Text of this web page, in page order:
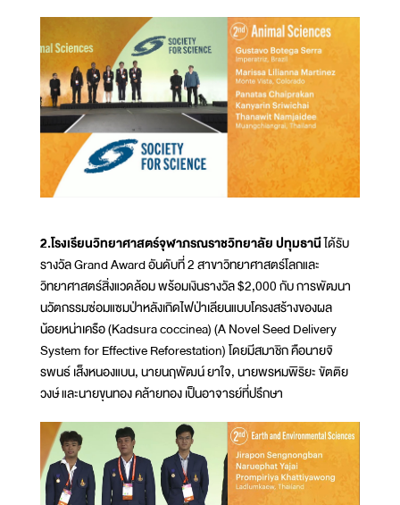
2.โรงเรียนวิทยาศาสตร์จุฬาภรณราชวิทยาลัย ปทุมธานีได้รับ
รางวัล Grand Award อันดับที่ 2 สาขาวิทยาศาสตร์โลกและ
วิทยาศาสตร์สิ่งแวดล้อม พร้อมเงินรางวัล $2,000 กับ การพัฒนา
นวัตกรรมซ่อมแซมป่าหลังเกิดไฟป่าเลียนแบบโครงสร้างของผล
น้อยหน่าเครือ (Kadsura coccinea) (A Novel Seed Delivery
System for Effective Reforestation) โดยมีสมาชิก คือนายจิ
รพนธ์ เส็งหนองแบน, นายนฤพัฒน์ ยาใจ, นายพรหมพิริยะ ขัตติย
วงษ์ และนายขุนทอง คล้ายทอง เป็นอาจารย์ที่ปรึกษา